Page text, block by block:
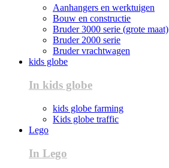
Aanhangers en werktuigen
Bouw en constructie
Bruder 3000 serie (grote maat)
Bruder 2000 serie
Bruder vrachtwagen
kids globe
In kids globe
kids globe farming
Kids globe traffic
Lego
In Lego